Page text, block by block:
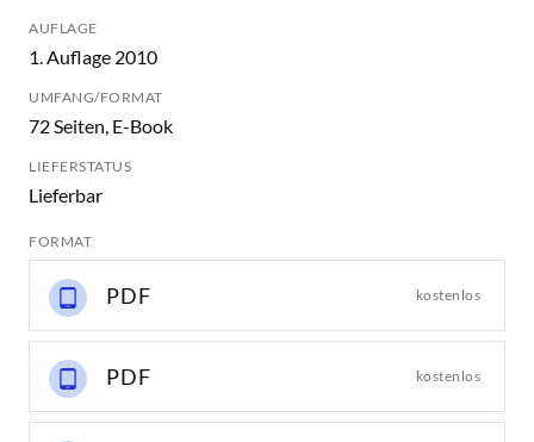
AUFLAGE
1. Auflage 2010
UMFANG/FORMAT
72 Seiten, E-Book
LIEFERSTATUS
Lieferbar
FORMAT
PDF kostenlos
PDF kostenlos